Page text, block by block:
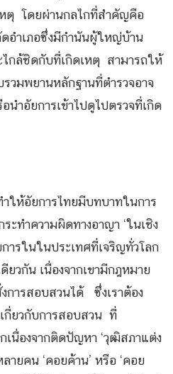
หตุ โดยผ่านกลไกที่สำคัญคือ
อำเภอซึ่งมีกำนันผู้ใหญ่บ้าน
กล้ชิดกับที่เกิดเหตุ สามารถให้
วมพยานหลักฐานที่ตำรวจอาจ
ำอัยการเข้าไปดูไปตรวจที่เกิด
ำให้อัยการไทยมีบทบาทในการ
ะทำความผิดทางอาญา ‘ในเชิง
ารในในประเทศที่เจริญทั่วโลก
ยวกัน เนื่องจากเขามีกฎหมาย
การสอบสวนได้ ซึ่งเราต้อง
กี่ยวกับการสอบสวน ที่
นื่องจากติดปัญหา ‘วุฒิสภาแต่ง
ายคน ‘คอยค้าน’ หรือ ‘คอย